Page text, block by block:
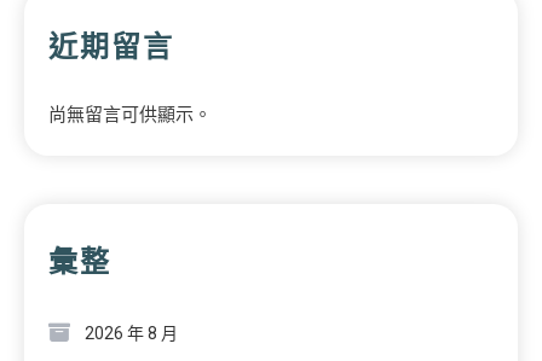
近期留言
尚無留言可供顯示。
彙整
2026 年 8 月